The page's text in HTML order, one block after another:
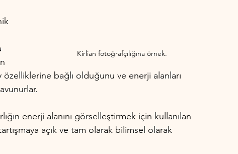
Kirlian fotoğrafçılığına örnek.
bağlı olduğunu ve enerji alanları
enerji alanını görselleştirmek için kullanılan
açık ve tam olarak bilimsel olarak